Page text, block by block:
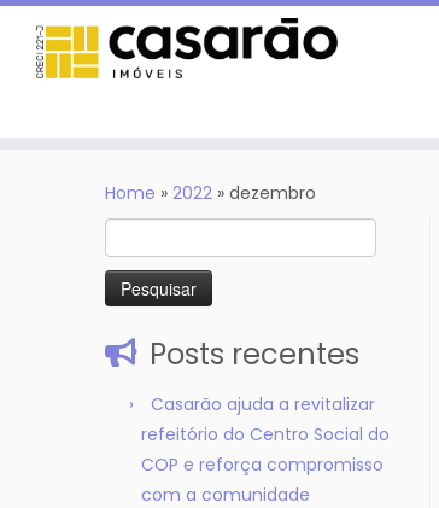
Home » 2022 » dezembro
por:
Posts recentes
Casarão ajuda a revitalizar
refeitório do Centro Social do
COP e reforça compromisso
com a comunidade